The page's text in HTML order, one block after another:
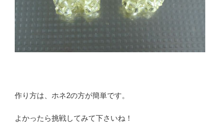
作り方は、ホネ2の方が簡単です。
よかったら挑戦してみて下さいね！